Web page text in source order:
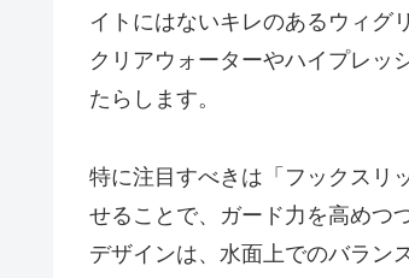
イトにはないキレのあるウィグ
クリアウォーターやハイプレッ
たらします。
特に注目すべきは「フックスリ
せることで、ガード力を高めつ
デザインは、水面上でのバラン